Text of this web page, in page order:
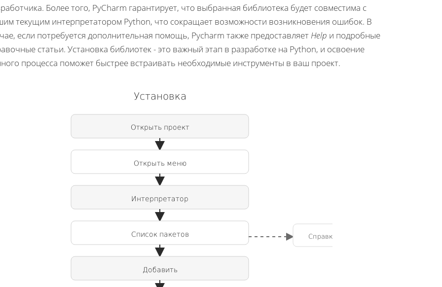
Более того, PyCharm гарантирует, что выбранная библиотека будет совместима с
текущим интерпретатором Python, что сокращает возможности возникновения ошибок. В
если потребуется дополнительная помощь, Pycharm также предоставляет Help и подробные
статьи. Установка библиотек - это важный этап в разработке на Python, и освоение
процесса поможет быстрее встраивать необходимые инструменты в ваш проект.
Установка
Открыть проект
Открыть меню
Интерпретатор
Список пакетов Справка
Добавить